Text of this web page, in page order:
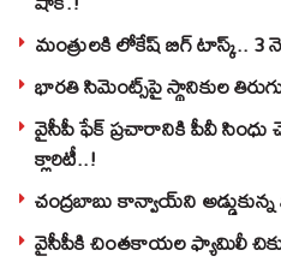
మంత్రులకి లోకేష్‌ బిగ్‌ టాస్క్‌.. 3
భారతి సిమెంట్స్‌పై స్థానికుల
వైసీపీ ఫేక్ ప్రచారానికి పీవీ
క్లారిటీ..!
చంద్రబాబు కాన్వాయ్‌ని
వైసీపీకి చింతకాయల ఫ్యామిలీ